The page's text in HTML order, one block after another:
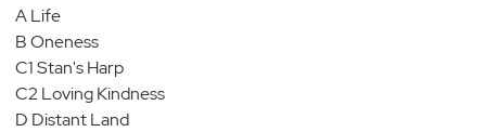
A Life
B Oneness
C1 Stan's Harp
C2 Loving Kindness
D Distant Land